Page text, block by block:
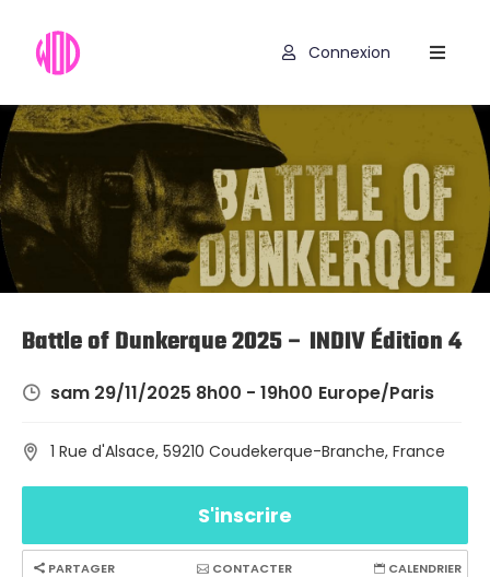
Hyrox
Programmes
WOD
Exercices
Outils
Codes
Promo
Connexion
Battle of Dunkerque 2025 – INDIV Édition 4
sam 29/11/2025 8h00 - 19h00 Europe/Paris
1 Rue d'Alsace, 59210 Coudekerque-Branche, France
S'inscrire
PARTAGER CONTACTER CALENDRIER